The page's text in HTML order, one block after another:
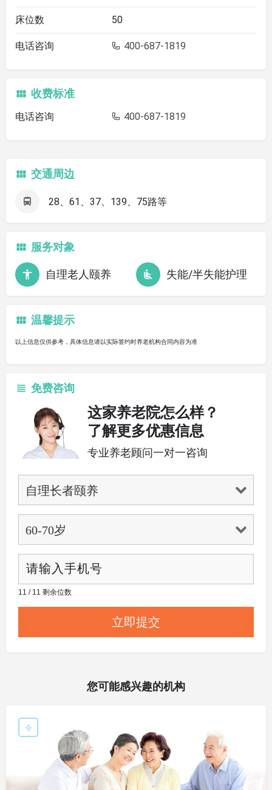
床位数 50
电话咨询 400-687-1819
收费标准
电话咨询 400-687-1819
交通周边
28、61、37、139、75路等
服务对象
自理老人颐养 失能/半失能护理
温馨提示
以上信息仅供参考，具体信息请以实际签约时养老机构合同内容为准
免费咨询
这家养老院怎么样？
了解更多优惠信息
专业养老顾问一对一咨询
11 / 11 剩余位数
您可能感兴趣的机构